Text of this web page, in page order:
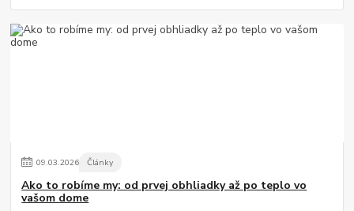
09.03.2026 Články
Ako to robíme my: od prvej obhliadky až po teplo vo
vašom dome